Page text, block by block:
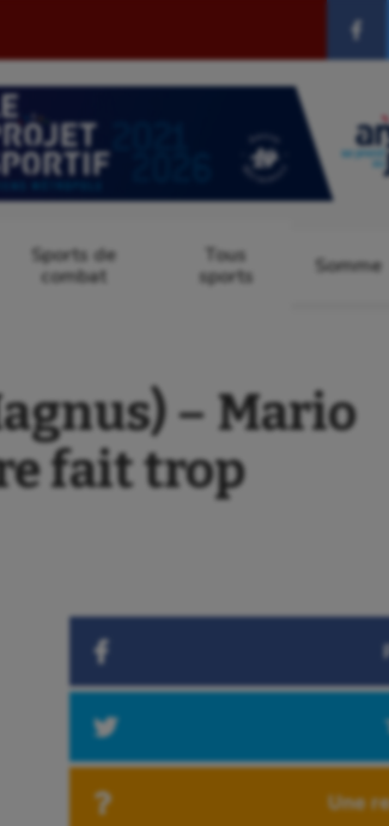
Sports de
combat
Tous
sports
Somme
– Mario
fait trop
Une